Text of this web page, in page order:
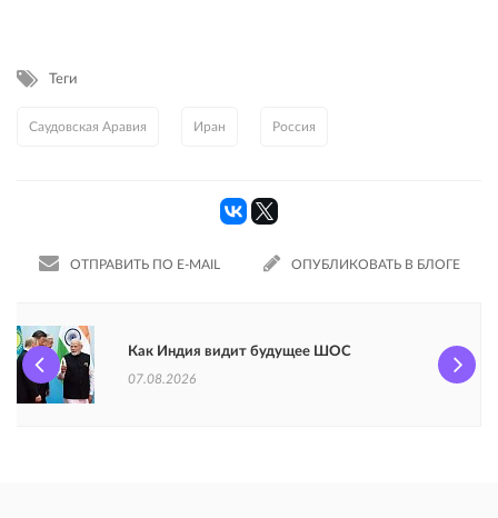
Теги
Саудовская Аравия Иран Россия
ОТПРАВИТЬ ПО E-MAIL ОПУБЛИКОВАТЬ В БЛОГЕ
Как Индия видит будущее ШОС
07.08.2026